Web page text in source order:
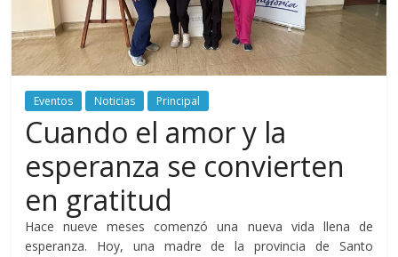
Aurora
–
Luz
Elena
Arismendi
Eventos Noticias Principal
Cuando el amor y la
esperanza se convierten
en gratitud
Hace nueve meses comenzó una nueva vida llena de
esperanza. Hoy, una madre de la provincia de Santo